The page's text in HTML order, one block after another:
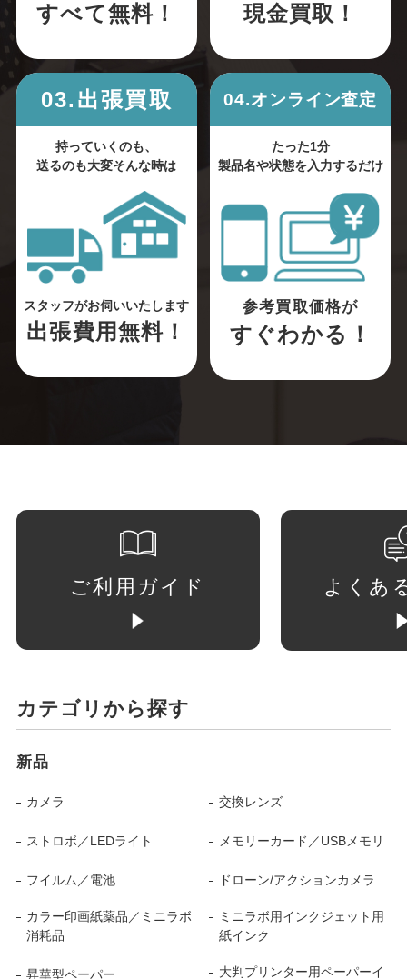
すべて無料！ 現金買取！
03.出張買取
持っていくのも、
送るのも大変そんな時は
スタッフがお伺いいたします
出張費用無料！
04.オンライン査定
たった1分
製品名や状態を入力するだけ
参考買取価格が
すぐわかる！
ご利用ガイド よくあ
カテゴリから探す
新品
カメラ 交換レンズ
ストロボ／LEDライト メモリーカード／USBメモリ
フイルム／電池 ドローン/アクションカメラ
カラー印画紙薬品／ミニラボ
消耗品
ミニラボ用インクジェット用
紙インク
昇華型ペーパー 大判プリンター用ペーパーイ